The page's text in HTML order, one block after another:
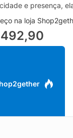
e presença,
na loja